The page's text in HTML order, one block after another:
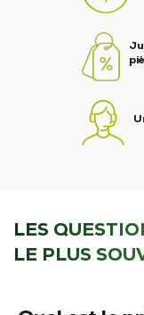
LES
LE PLUS